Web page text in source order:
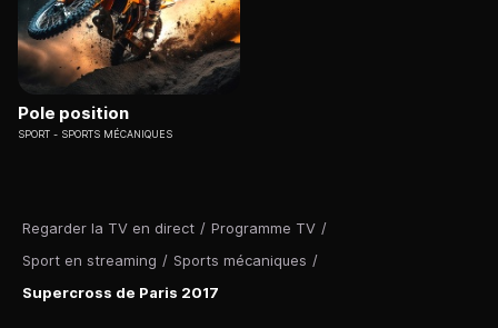
Regarder la TV en direct / Programme TV /
Sport en streaming / Sports mécaniques /
Supercross de Paris 2017
Pole position
SPORT SPORTS MÉCANIQUES